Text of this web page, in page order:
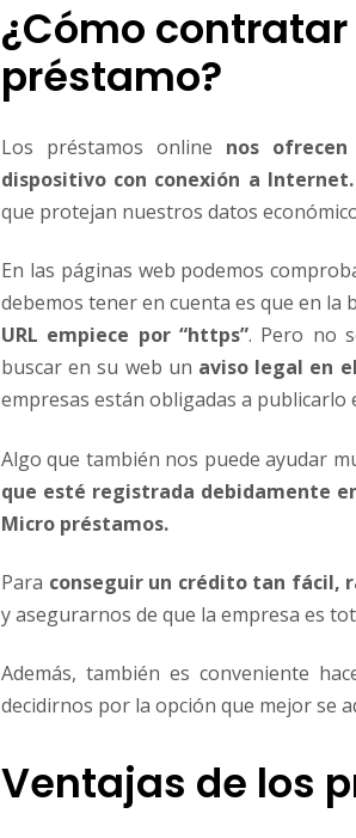
¿Cómo
préstamo?
Los préstamos online nos
dispositivo con conexión a Internet.
que protejan nuestros datos
En las páginas web podemos
debemos tener en cuenta es que en la
URL empiece por “https”. Pero no
buscar en su web un aviso legal en
empresas están obligadas a publicarlo
Algo que también nos puede ayudar
que esté registrada debidamente
Micro préstamos.
Para conseguir un crédito tan fácil,
y asegurarnos de que la empresa es
Además, también es conveniente
decidirnos por la opción que mejor se
Ventajas de los